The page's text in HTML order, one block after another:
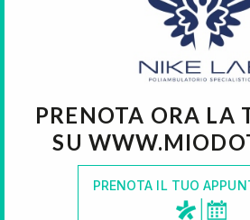
PRENOTA ORA LA
SU
PRENOTA IL TUO